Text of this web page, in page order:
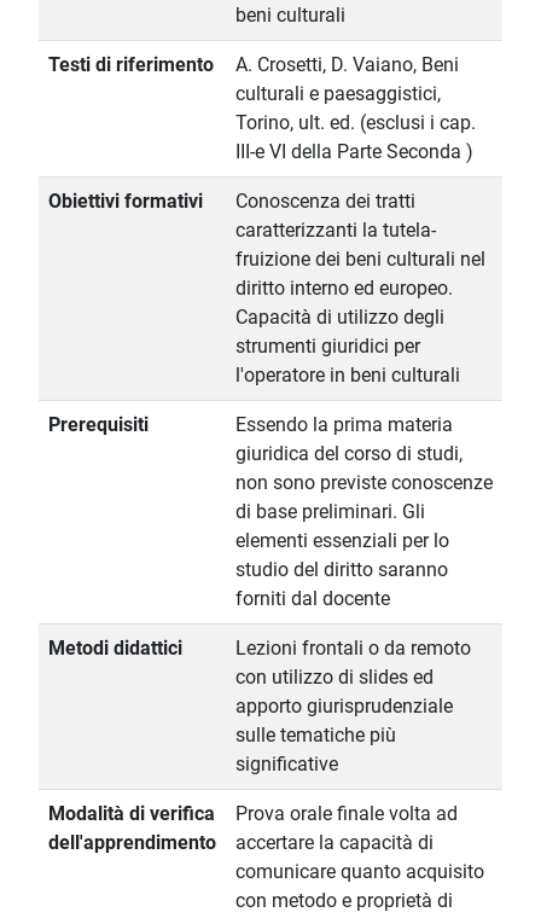
beni culturali
Testi di riferimento
A. Crosetti, D. Vaiano, Beni
culturali e paesaggistici,
Torino, ult. ed. (esclusi i cap.
III-e VI della Parte Seconda )
Obiettivi formativi
Conoscenza dei tratti
caratterizzanti la tutela-
fruizione dei beni culturali nel
diritto interno ed europeo.
Capacità di utilizzo degli
strumenti giuridici per
l'operatore in beni culturali
Prerequisiti
Essendo la prima materia
giuridica del corso di studi,
non sono previste conoscenze
di base preliminari. Gli
elementi essenziali per lo
studio del diritto saranno
forniti dal docente
Metodi didattici
Lezioni frontali o da remoto
con utilizzo di slides ed
apporto giurisprudenziale
sulle tematiche più
significative
Modalità di verifica
dell'apprendimento
Prova orale finale volta ad
accertare la capacità di
comunicare quanto acquisito
con metodo e proprietà di